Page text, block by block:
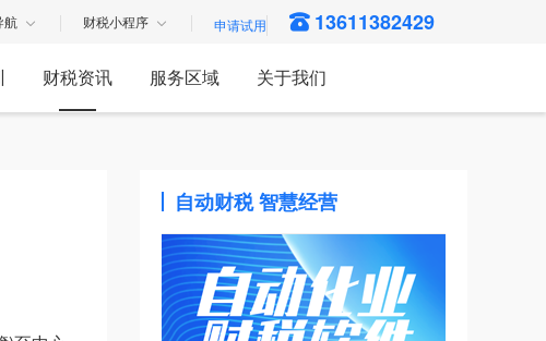
航 财税小程序 13611382429
财税资讯 服务区域 关于我们
自动财税 智慧经营